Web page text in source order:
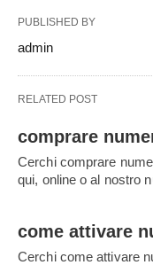
PUBLISHED BY
admin
RELATED POST
comprare
Cerchi comprare
qui, online o al nostro
come attivare
Cerchi come attivare